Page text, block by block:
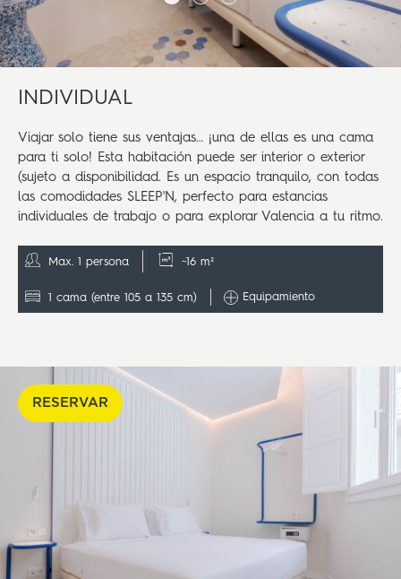
INDIVIDUAL
Viajar solo tiene sus ventajas… ¡una de ellas es una cama
para ti solo! Esta habitación puede ser interior o exterior
(sujeto a disponibilidad. Es un espacio tranquilo, con todas
las comodidades SLEEP'N, perfecto para estancias
individuales de trabajo o para explorar Valencia a tu ritmo.
Max. 1 persona ~16 m²
1 cama (entre 105 a 135 cm) Equipamiento
RESERVAR